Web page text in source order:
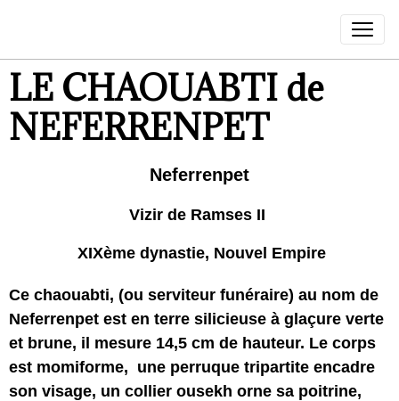
LE CHAOUABTI de
NEFERRENPET
Neferrenpet
Vizir de Ramses II
XIXème dynastie, Nouvel Empire
Ce chaouabti, (ou serviteur funéraire) au nom de
Neferrenpet est en terre silicieuse à glaçure verte
et brune, il mesure 14,5 cm de hauteur. Le corps
est momiforme, une perruque tripartite encadre
son visage, un collier ousekh orne sa poitrine,